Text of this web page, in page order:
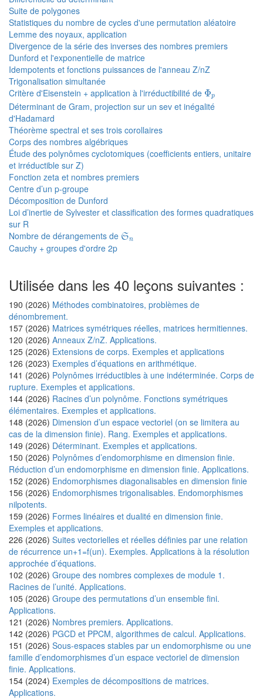
Suite de polygones
Statistiques du nombre de cycles d'une permutation aléatoire
Lemme des noyaux, application
Divergence de la série des inverses des nombres premiers
Dunford et l'exponentielle de matrice
Idempotents et fonctions puissances de l'anneau Z/nZ
Trigonalisation simultanée
Critère d'Eisenstein + application à l'irréductibilité de Φp
Φ
Déterminant de Gram, projection sur un sev et inégalité
d'Hadamard
Théorème spectral et ses trois corollaires
Corps des nombres algébriques
Étude des polynômes cyclotomiques (coefficients entiers, unitaire
et irréductible sur Z)
Fonction zeta et nombres premiers
Centre d’un p-groupe
Décomposition de Dunford
Loi d’inertie de Sylvester et classification des formes quadratiques
sur R
Nombre de dérangements de Sn
Sn
Cauchy + groupes d'ordre 2p
Utilisée dans les 40 leçons suivantes :
190 (2026) Méthodes combinatoires, problèmes de
dénombrement.
157 (2026) Matrices symétriques réelles, matrices hermitiennes.
120 (2026) Anneaux Z/nZ. Applications.
125 (2026) Extensions de corps. Exemples et applications
126 (2023) Exemples d’équations en arithmétique.
141 (2026) Polynômes irréductibles à une indéterminée. Corps de
rupture. Exemples et applications.
144 (2026) Racines d’un polynôme. Fonctions symétriques
élémentaires. Exemples et applications.
148 (2026) Dimension d’un espace vectoriel (on se limitera au
cas de la dimension finie). Rang. Exemples et applications.
149 (2026) Déterminant. Exemples et applications.
150 (2026) Polynômes d’endomorphisme en dimension finie.
Réduction d’un endomorphisme en dimension finie. Applications.
152 (2026) Endomorphismes diagonalisables en dimension finie
156 (2026) Endomorphismes trigonalisables. Endomorphismes
nilpotents.
159 (2026) Formes linéaires et dualité en dimension finie.
Exemples et applications.
226 (2026) Suites vectorielles et réelles définies par une relation
de récurrence un+1=f(un). Exemples. Applications à la résolution
approchée d’équations.
102 (2026) Groupe des nombres complexes de module 1.
Racines de l’unité. Applications.
105 (2026) Groupe des permutations d’un ensemble fini.
Applications.
121 (2026) Nombres premiers. Applications.
142 (2026) PGCD et PPCM, algorithmes de calcul. Applications.
151 (2026) Sous-espaces stables par un endomorphisme ou une
famille d’endomorphismes d’un espace vectoriel de dimension
finie. Applications.
154 (2024) Exemples de décompositions de matrices.
Applications.